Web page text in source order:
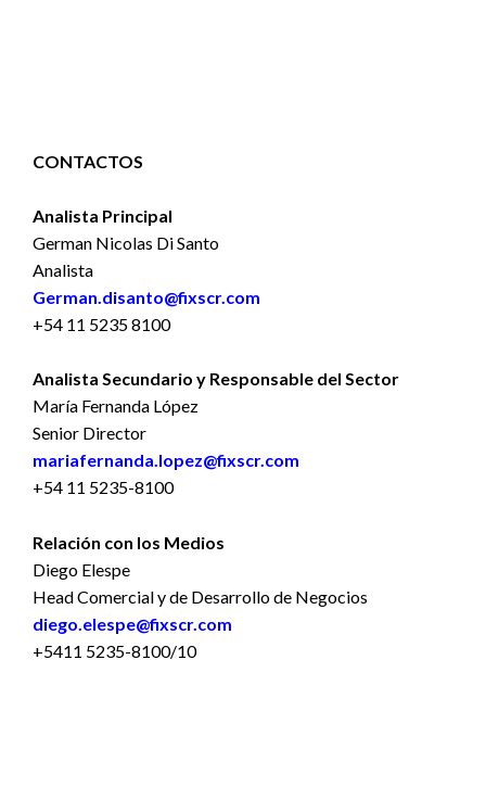
CONTACTOS
Analista Principal
German Nicolas Di Santo
Analista
German.disanto@fixscr.com
+54 11 5235 8100
Analista Secundario y Responsable del Sector
María Fernanda López
Senior Director
mariafernanda.lopez@fixscr.com
+54 11 5235-8100
Relación con los Medios
Diego Elespe
Head Comercial y de Desarrollo de Negocios
diego.elespe@fixscr.com
+5411 5235-8100/10